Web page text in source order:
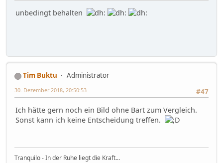
unbedingt behalten
Tim Buktu
Administrator
#47
30. Dezember 2018, 20:50:53
Ich hätte gern noch ein Bild ohne Bart zum Vergleich.
Sonst kann ich keine Entscheidung treffen.
Tranquilo - In der Ruhe liegt die Kraft...